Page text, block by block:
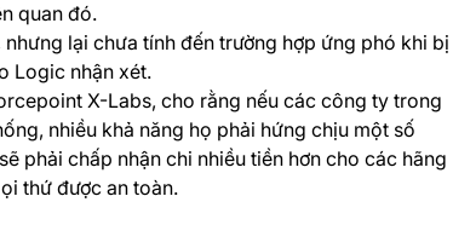
quan đó.
lại chưa tính đến trường hợp ứng phó khi bị
Logic nhận xét.
X-Labs, cho rằng nếu các công ty trong
nhiều khả năng họ phải hứng chịu một số
phải chấp nhận chi nhiều tiền hơn cho các hãng
thứ được an toàn.